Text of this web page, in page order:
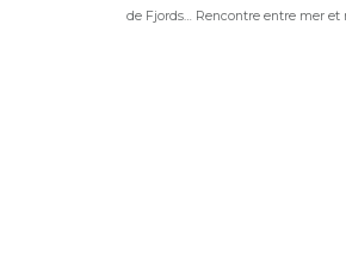
de Fjords… Rencontre entre mer et